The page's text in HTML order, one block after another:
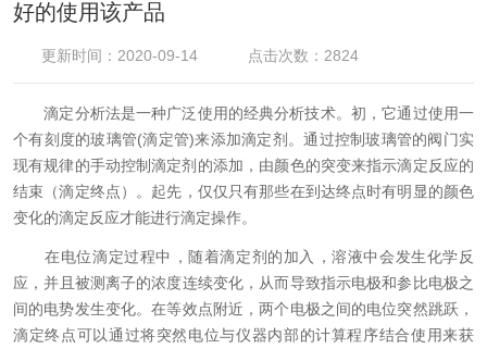
好的使用该产品
更新时间：2020-09-14 点击次数：2824
滴定分析法是一种广泛使用的经典分析技术。初，它通过使用一
个有刻度的玻璃管(滴定管)来添加滴定剂。通过控制玻璃管的阀门实
现有规律的手动控制滴定剂的添加，由颜色的突变来指示滴定反应的
结束（滴定终点）。起先，仅仅只有那些在到达终点时有明显的颜色
变化的滴定反应才能进行滴定操作。
在电位滴定过程中，随着滴定剂的加入，溶液中会发生化学反
应，并且被测离子的浓度连续变化，从而导致指示电极和参比电极之
间的电势发生变化。在等效点附近，两个电极之间的电位突然跳跃，
滴定终点可以通过将突然电位与仪器内部的计算程序结合使用来获